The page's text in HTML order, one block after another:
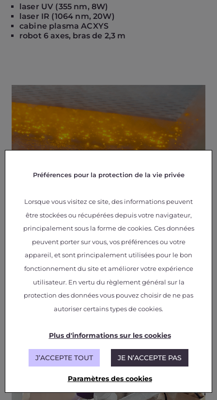
laser UV (355 nm, 8W)
laser IR (1064 nm, 20W)
cabine plasma ACXYS
robot 6 axes, bras de 2,3 m
oxydation micro-arcs
substrats métalliques
volume max : 115l, fréquences : 100-1000 Hz,
Imax : 5-70A,
Vmax : 1000V
Préférences pour la protection de la vie privée
Lorsque vous visitez ce site, des informations peuvent
être stockées ou récupérées depuis votre navigateur,
principalement sous la forme de cookies. Ces données
peuvent porter sur vous, vos préférences ou votre
appareil, et sont principalement utilisées pour le bon
fonctionnement du site et améliorer votre expérience
utilisateur. En vertu du règlement général sur la
protection des données vous pouvez choisir de ne pas
autoriser certains types de cookies.
Plus d'informations sur les cookies
J’ACCEPTE TOUT JE N’ACCEPTE PAS
Paramètres des cookies